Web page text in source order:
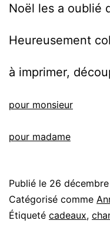
Noël les a oublié
Heureusement
à imprimer,
pour monsieur
pour madame
Publié le 26
Catégorisé comme
Étiqueté cadeaux,